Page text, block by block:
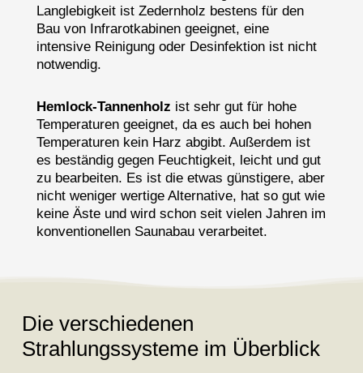
Langlebigkeit ist Zedernholz bestens für den
Bau von Infrarotkabinen geeignet, eine
intensive Reinigung oder Desinfektion ist nicht
notwendig.
Hemlock-Tannenholz ist sehr gut für hohe
Temperaturen geeignet, da es auch bei hohen
Temperaturen kein Harz abgibt. Außerdem ist
es beständig gegen Feuchtigkeit, leicht und gut
zu bearbeiten. Es ist die etwas günstigere, aber
nicht weniger wertige Alternative, hat so gut wie
keine Äste und wird schon seit vielen Jahren im
konventionellen Saunabau verarbeitet.
Die verschiedenen
Strahlungssysteme im Überblick